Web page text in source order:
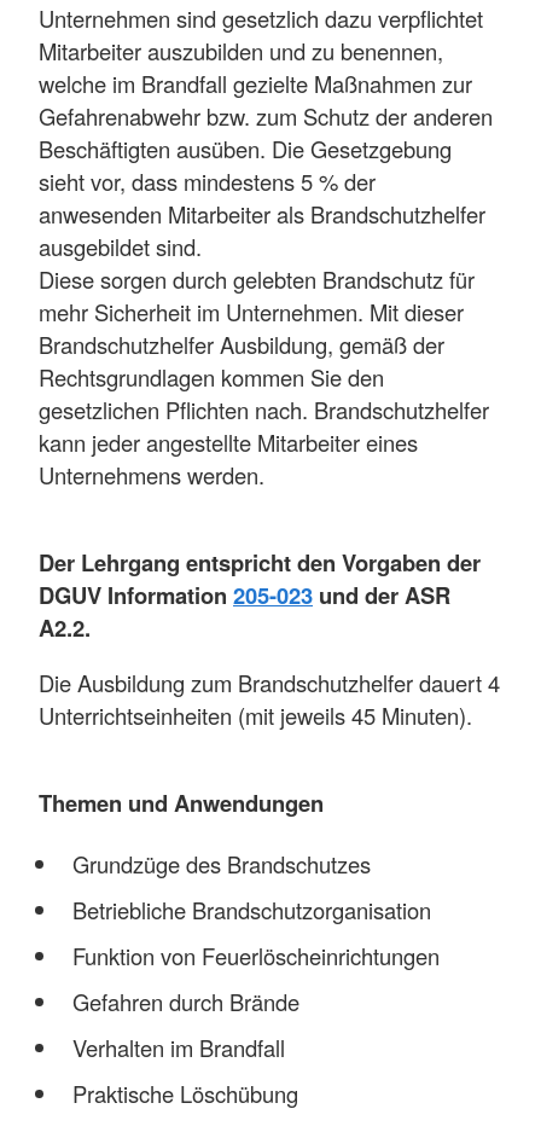
Unternehmen sind gesetzlich dazu verpflichtet
Mitarbeiter auszubilden und zu benennen,
welche im Brandfall gezielte Maßnahmen zur
Gefahrenabwehr bzw. zum Schutz der anderen
Beschäftigten ausüben. Die Gesetzgebung
sieht vor, dass mindestens 5 % der
anwesenden Mitarbeiter als Brandschutzhelfer
ausgebildet sind.
Diese sorgen durch gelebten Brandschutz für
mehr Sicherheit im Unternehmen. Mit dieser
Brandschutzhelfer Ausbildung, gemäß der
Rechtsgrundlagen kommen Sie den
gesetzlichen Pflichten nach. Brandschutzhelfer
kann jeder angestellte Mitarbeiter eines
Unternehmens werden.
Der Lehrgang entspricht den Vorgaben der
DGUV Information 205-023 und der ASR
A2.2.
Die Ausbildung zum Brandschutzhelfer dauert 4
Unterrichtseinheiten (mit jeweils 45 Minuten).
Themen und Anwendungen
Grundzüge des Brandschutzes
Betriebliche Brandschutzorganisation
Funktion von Feuerlöscheinrichtungen
Gefahren durch Brände
Verhalten im Brandfall
Praktische Löschübung